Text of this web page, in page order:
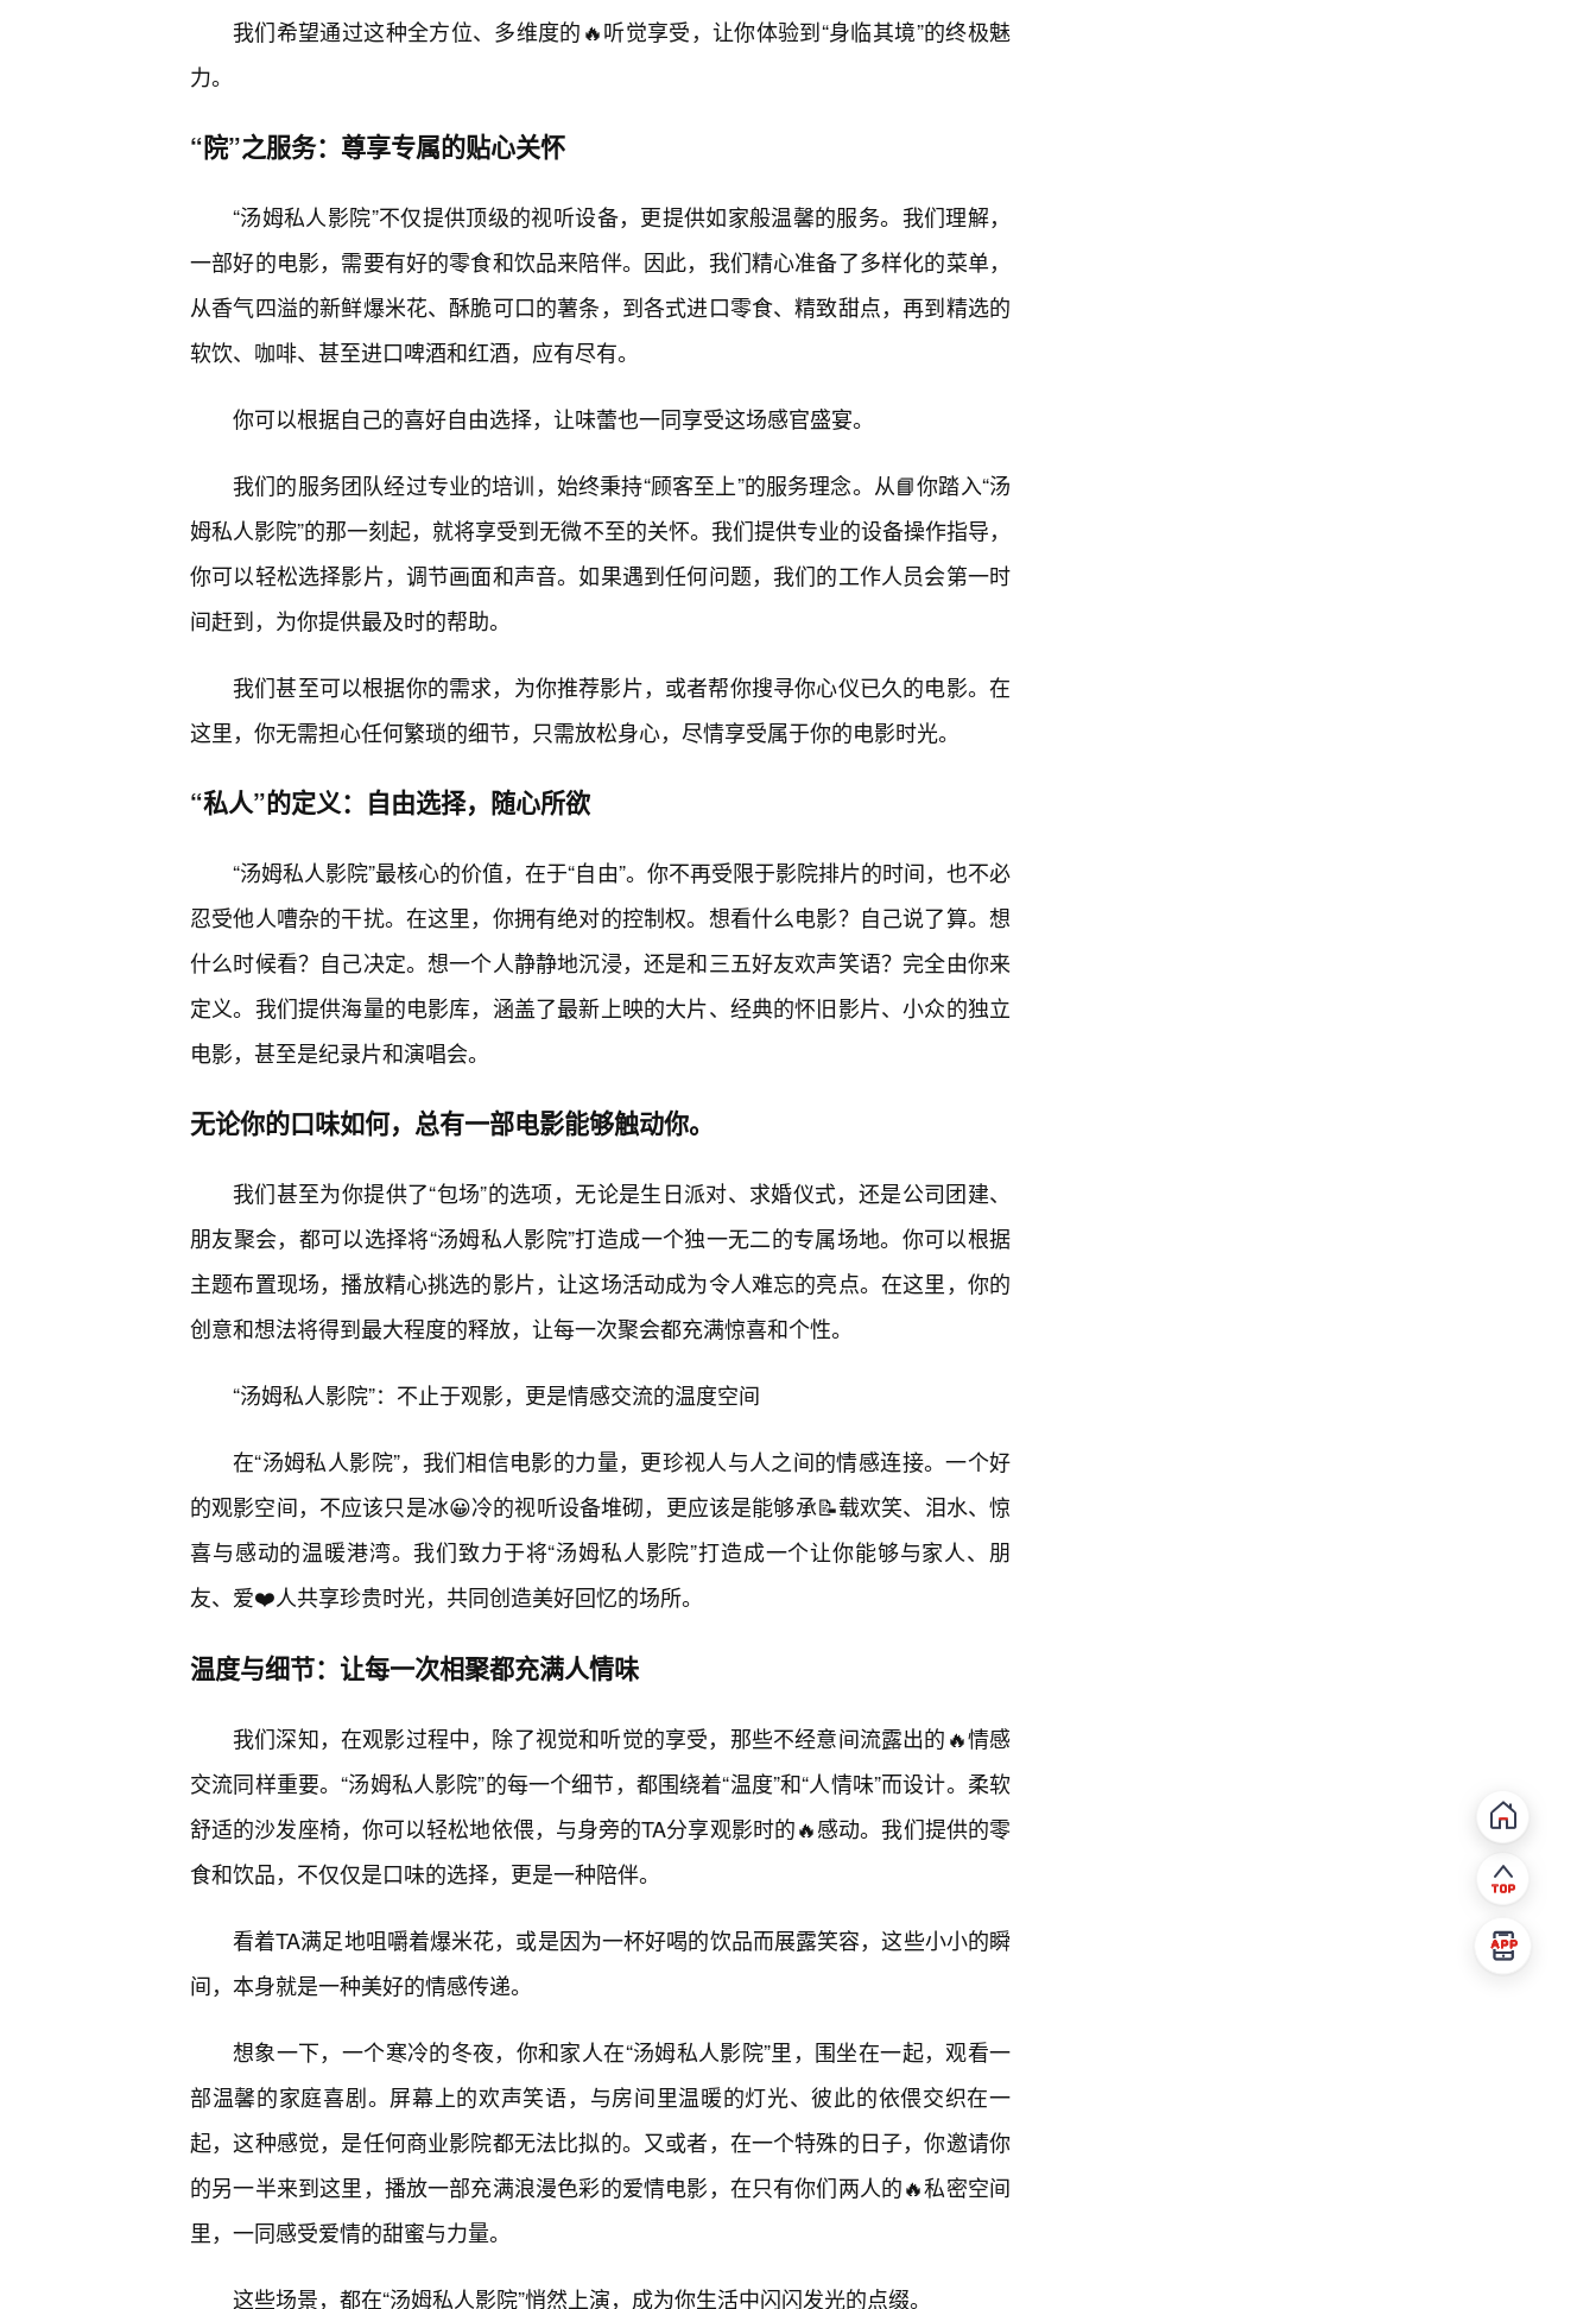
我们希望通过这种全方位、多维度的🔥听觉享受，让你体验到“身临其境”的终极魅
力。
“院”之服务：尊享专属的贴心关怀
“汤姆私人影院”不仅提供顶级的视听设备，更提供如家般温馨的服务。我们理解，
一部好的电影，需要有好的零食和饮品来陪伴。因此，我们精心准备了多样化的菜单，
从香气四溢的新鲜爆米花、酥脆可口的薯条，到各式进口零食、精致甜点，再到精选的
软饮、咖啡、甚至进口啤酒和红酒，应有尽有。
你可以根据自己的喜好自由选择，让味蕾也一同享受这场感官盛宴。
我们的服务团队经过专业的培训，始终秉持“顾客至上”的服务理念。从📘你踏入“汤
姆私人影院”的那一刻起，就将享受到无微不至的关怀。我们提供专业的设备操作指导，
你可以轻松选择影片，调节画面和声音。如果遇到任何问题，我们的工作人员会第一时
间赶到，为你提供最及时的帮助。
我们甚至可以根据你的需求，为你推荐影片，或者帮你搜寻你心仪已久的电影。在
这里，你无需担心任何繁琐的细节，只需放松身心，尽情享受属于你的电影时光。
“私人”的定义：自由选择，随心所欲
“汤姆私人影院”最核心的价值，在于“自由”。你不再受限于影院排片的时间，也不必
忍受他人嘈杂的干扰。在这里，你拥有绝对的控制权。想看什么电影？自己说了算。想
什么时候看？自己决定。想一个人静静地沉浸，还是和三五好友欢声笑语？完全由你来
定义。我们提供海量的电影库，涵盖了最新上映的大片、经典的怀旧影片、小众的独立
电影，甚至是纪录片和演唱会。
无论你的口味如何，总有一部电影能够触动你。
我们甚至为你提供了“包场”的选项，无论是生日派对、求婚仪式，还是公司团建、
朋友聚会，都可以选择将“汤姆私人影院”打造成一个独一无二的专属场地。你可以根据
主题布置现场，播放精心挑选的影片，让这场活动成为令人难忘的亮点。在这里，你的
创意和想法将得到最大程度的释放，让每一次聚会都充满惊喜和个性。
“汤姆私人影院”：不止于观影，更是情感交流的温度空间
在“汤姆私人影院”，我们相信电影的力量，更珍视人与人之间的情感连接。一个好
的观影空间，不应该只是冰😀冷的视听设备堆砌，更应该是能够承📝载欢笑、泪水、惊
喜与感动的温暖港湾。我们致力于将“汤姆私人影院”打造成一个让你能够与家人、朋
友、爱❤️人共享珍贵时光，共同创造美好回忆的场所。
温度与细节：让每一次相聚都充满人情味
我们深知，在观影过程中，除了视觉和听觉的享受，那些不经意间流露出的🔥情感
交流同样重要。“汤姆私人影院”的每一个细节，都围绕着“温度”和“人情味”而设计。柔软
舒适的沙发座椅，你可以轻松地依偎，与身旁的TA分享观影时的🔥感动。我们提供的零
食和饮品，不仅仅是口味的选择，更是一种陪伴。
看着TA满足地咀嚼着爆米花，或是因为一杯好喝的饮品而展露笑容，这些小小的瞬
间，本身就是一种美好的情感传递。
想象一下，一个寒冷的冬夜，你和家人在“汤姆私人影院”里，围坐在一起，观看一
部温馨的家庭喜剧。屏幕上的欢声笑语，与房间里温暖的灯光、彼此的依偎交织在一
起，这种感觉，是任何商业影院都无法比拟的。又或者，在一个特殊的日子，你邀请你
的另一半来到这里，播放一部充满浪漫色彩的爱情电影，在只有你们两人的🔥私密空间
里，一同感受爱情的甜蜜与力量。
这些场景，都在“汤姆私人影院”悄然上演，成为你生活中闪闪发光的点缀。